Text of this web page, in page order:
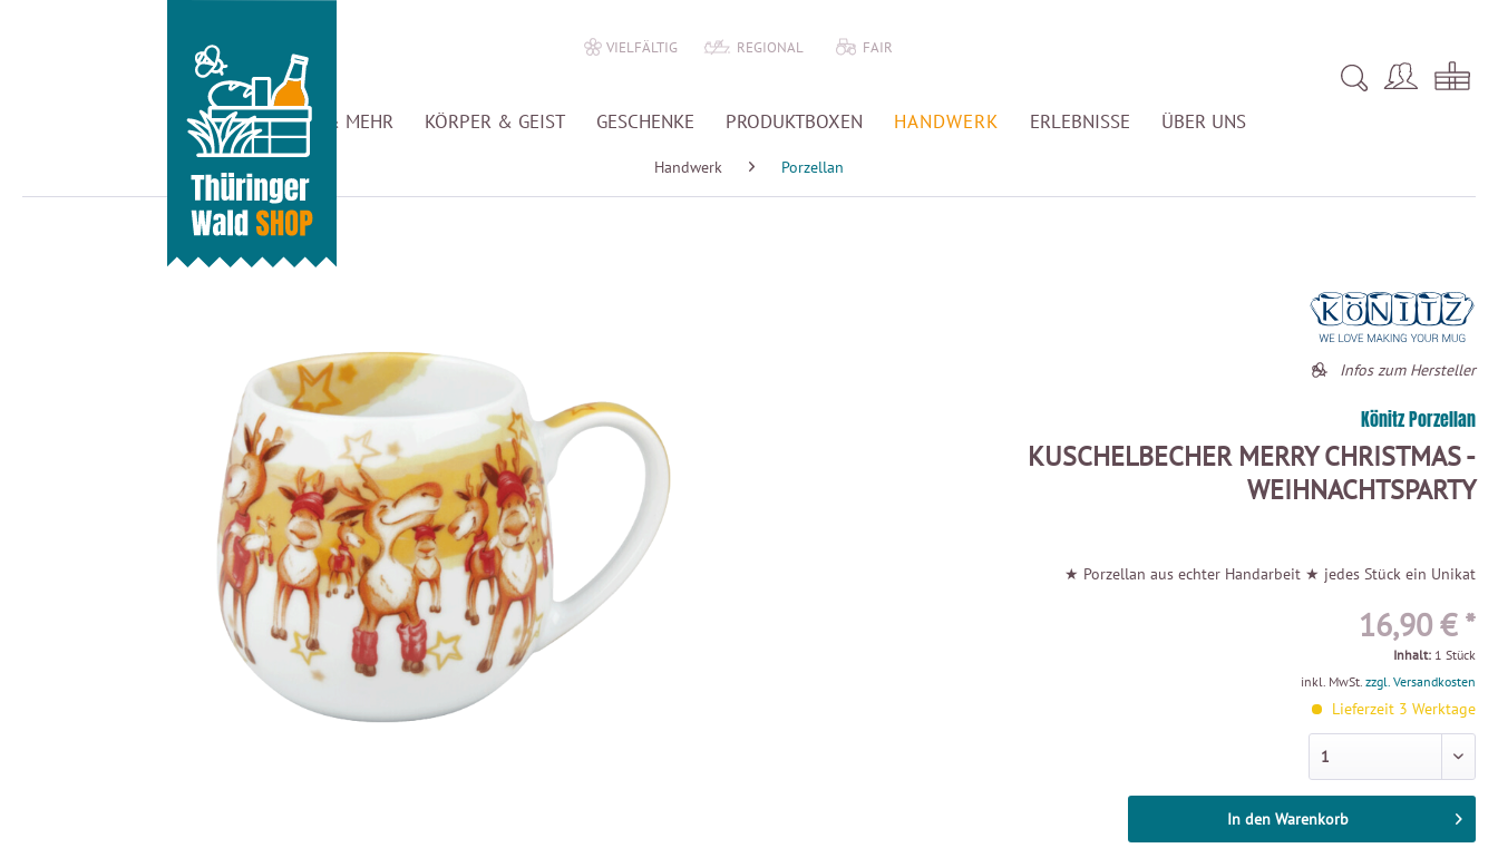
VIELFÄLTIG REGIONAL FAIR
GENUSS & MEHR KÖRPER & GEIST GESCHENKE PRODUKTBOXEN HANDWERK ERLEBNISSE ÜBER UNS
Handwerk Porzellan
Infos zum Hersteller
Könitz Porzellan
KUSCHELBECHER MERRY CHRISTMAS -
WEIHNACHTSPARTY
★ Porzellan aus echter Handarbeit ★ jedes Stück ein Unikat
16,90 € *
Inhalt: 1 Stück
inkl. MwSt. zzgl. Versandkosten
Lieferzeit 3 Werktage
In den Warenkorb